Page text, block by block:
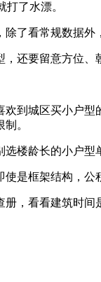
打了水漂。
看常规数据外
要留意方位、
城区买小户型的
。
楼龄长的小户型
框架结构，公积
看看建筑时间是